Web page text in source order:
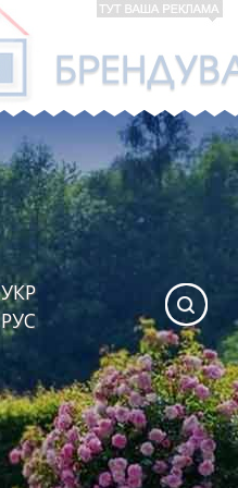
УКР
РУС